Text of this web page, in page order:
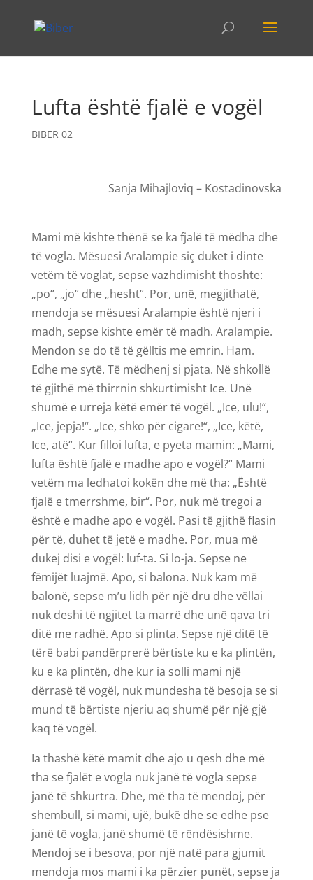
Lufta është fjalë e vogël
BIBER 02
Sanja Mihajloviq – Kostadinovska
Mami më kishte thënë se ka fjalë të mëdha dhe
të vogla. Mësuesi Aralampie siç duket i dinte
vetëm të voglat, sepse vazhdimisht thoshte:
„po“, „jo“ dhe „hesht“. Por, unë, megjithatë,
mendoja se mësuesi Aralampie është njeri i
madh, sepse kishte emër të madh. Aralampie.
Mendon se do të të gëlltis me emrin. Ham.
Edhe me sytë. Të mëdhenj si pjata. Në shkollë
të gjithë më thirrnin shkurtimisht Ice. Unë
shumë e urreja këtë emër të vogël. „Ice, ulu!“,
„Ice, jepja!“. „Ice, shko për cigare!“, „Ice, këtë,
Ice, atë“. Kur filloi lufta, e pyeta mamin: „Mami,
lufta është fjalë e madhe apo e vogël?“ Mami
vetëm ma ledhatoi kokën dhe më tha: „Është
fjalë e tmerrshme, bir“. Por, nuk më tregoi a
është e madhe apo e vogël. Pasi të gjithë flasin
për të, duhet të jetë e madhe. Por, mua më
dukej disi e vogël: luf-ta. Si lo-ja. Sepse ne
fëmijët luajmë. Apo, si balona. Nuk kam më
balonë, sepse m’u lidh për një dru dhe vëllai
nuk deshi të ngjitet ta marrë dhe unë qava tri
ditë me radhë. Apo si plinta. Sepse një ditë të
tërë babi pandërprerë bërtiste ku e ka plintën,
ku e ka plintën, dhe kur ia solli mami një
dërrasë të vogël, nuk mundesha të besoja se si
mund të bërtiste njeriu aq shumë për një gjë
kaq të vogël.
Ia thashë këtë mamit dhe ajo u qesh dhe më
tha se fjalët e vogla nuk janë të vogla sepse
janë të shkurtra. Dhe, më tha të mendoj, për
shembull, si mami, ujë, bukë dhe se edhe pse
janë të vogla, janë shumë të rëndësishme.
Mendoj se i besova, por një natë para gjumit
mendoja mos mami i ka përzier punët, sepse ja